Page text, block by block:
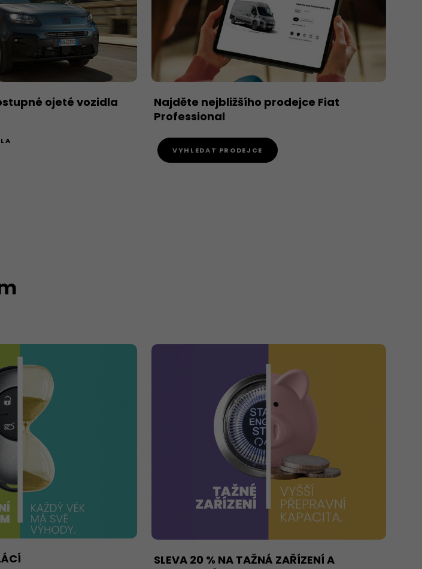
ojeté vozidla
Najděte nejbližšího prodejce Fiat
Professional
VYHLEDAT PRODEJCE
SLEVA 20 % NA TAŽNÁ ZAŘÍZENÍ A